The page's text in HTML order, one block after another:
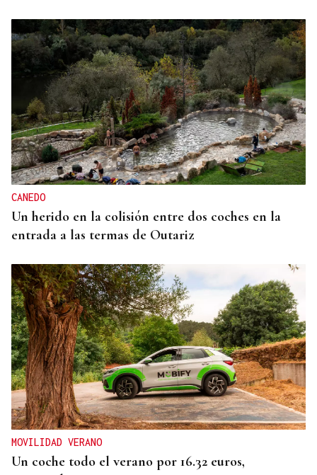
CANEDO
Un herido en la colisión entre dos coches en la
entrada a las termas de Outariz
MOVILIDAD VERANO
Un coche todo el verano por 16.32 euros,